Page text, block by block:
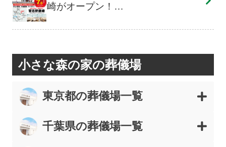
崎がオープン！…
小さな森の家の葬儀場
東京都の葬儀場一覧
千葉県の葬儀場一覧